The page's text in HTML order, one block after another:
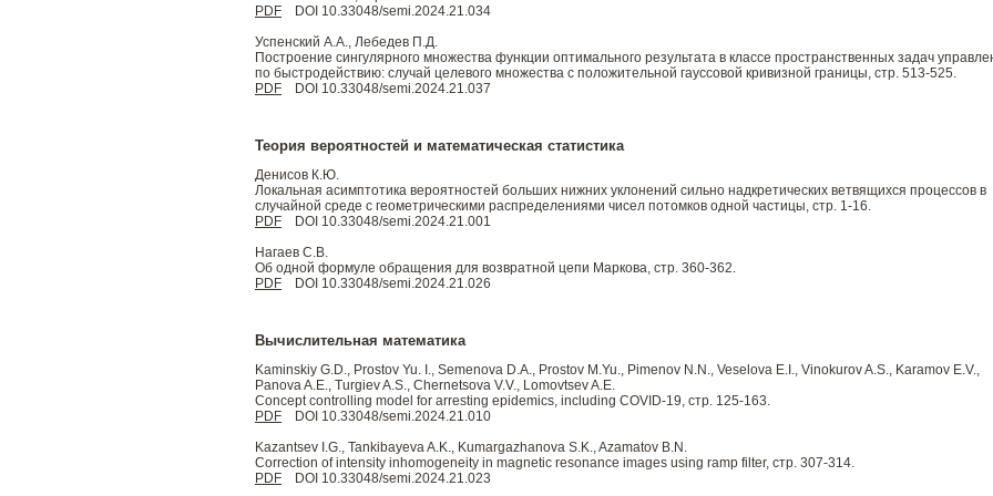
PDF DOI 10.33048/semi.2024.21.034
Успенский A.А., Лебедев П.Д.
Построение сингулярного множества функции оптимального результата в классе пространственных задач
по быстродействию: случай целевого множества с положительной гауссовой кривизной границы, стр. 513-525.
PDF DOI 10.33048/semi.2024.21.037
Теория вероятностей и математическая статистика
Денисов К.Ю.
Локальная асимптотика вероятностей больших нижних уклонений сильно надкретических ветвящихся процессов в
случайной среде с геометрическими распределениями чисел потомков одной частицы, стр. 1-16.
PDF DOI 10.33048/semi.2024.21.001
Нагаев С.В.
Об одной формуле обращения для возвратной цепи Маркова, стр. 360-362.
PDF DOI 10.33048/semi.2024.21.026
Вычислительная математика
Kaminskiy G.D., Prostov Yu. I., Semenova D.A., Prostov M.Yu., Pimenov N.N., Veselova E.I., Vinokurov A.S., Karamov E.V.,
Panova A.E., Turgiev A.S., Chernetsova V.V., Lomovtsev A.E.
Concept controlling model for arresting epidemics, including COVID-19, стр. 125-163.
PDF DOI 10.33048/semi.2024.21.010
Kazantsev I.G., Tankibayeva A.K., Kumargazhanova S.K., Azamatov B.N.
Correction of intensity inhomogeneity in magnetic resonance images using ramp filter, стр. 307-314.
PDF DOI 10.33048/semi.2024.21.023